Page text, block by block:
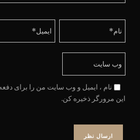
نام ، ایمیل و وب سایت من را برای
این مرورگر ذخیره کن.